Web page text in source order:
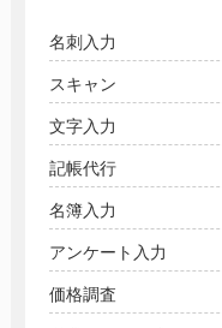
名刺入力
スキャン
文字入力
記帳代行
名簿入力
アンケート入力
価格調査